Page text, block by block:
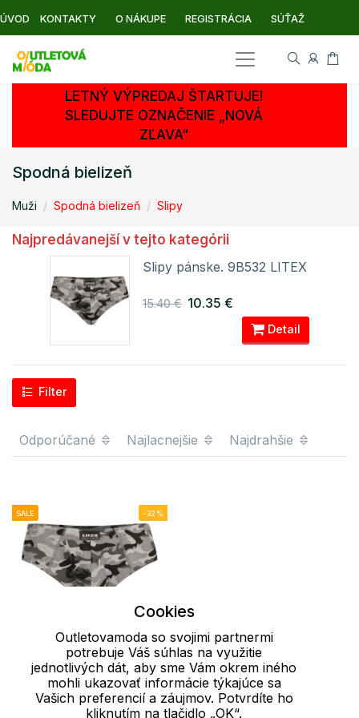
ÚVOD KONTAKTY O NÁKUPE REGISTRÁCIA SÚŤAŽ
LETNÝ VÝPREDAJ ŠTARTUJE!
SLEDUJTE OZNAČENIE „NOVÁ
ZĽAVA“
Spodná bielizeň
Muži Spodná bielizeň Slipy
Najpredávanejší v tejto kategórii
Slipy pánske. 9B532 LITEX
15.40 € 10.35 €
Detail
Filter
Odporúčané Najlacnejšie Najdrahšie
SALE -32%
XXL
Slipy pánske. 9B532
Cookies
Outletovamoda so svojimi partnermi
potrebuje Váš súhlas na využitie
jednotlivých dát, aby sme Vám okrem iného
mohli ukazovať informácie týkajúce sa
Vašich preferencií a záujmov. Potvrdíte ho
kliknutím na tlačidlo „OK“.